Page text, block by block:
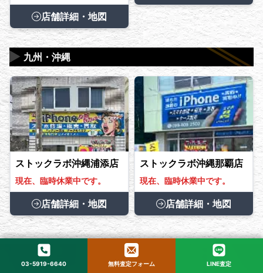
店舗詳細・地図
九州・沖縄
▶
ストックラボ沖縄浦添店
現在、臨時休業中です。
店舗詳細・地図
ストックラボ沖縄那覇店
現在、臨時休業中です。
店舗詳細・地図
03-5919-6640 無料査定フォーム LINE査定